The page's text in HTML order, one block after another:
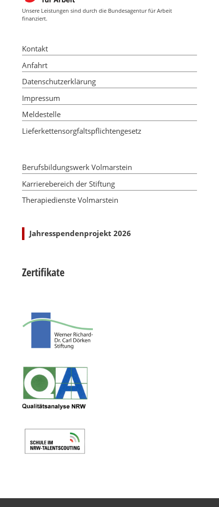
Unsere Leistungen sind durch die Bundesagentur für Arbeit
finanziert.
Kontakt
Anfahrt
Datenschutzerklärung
Impressum
Meldestelle
Lieferkettensorgfaltspflichtengesetz
Berufsbildungswerk Volmarstein
Karrierebereich der Stiftung
Therapiedienste Volmarstein
Jahresspendenprojekt 2026
Zertifikate